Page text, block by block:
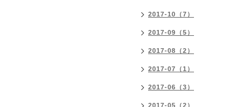
2017-10（7）
2017-09（5）
2017-08（2）
2017-07（1）
2017-06（3）
2017-05（2）